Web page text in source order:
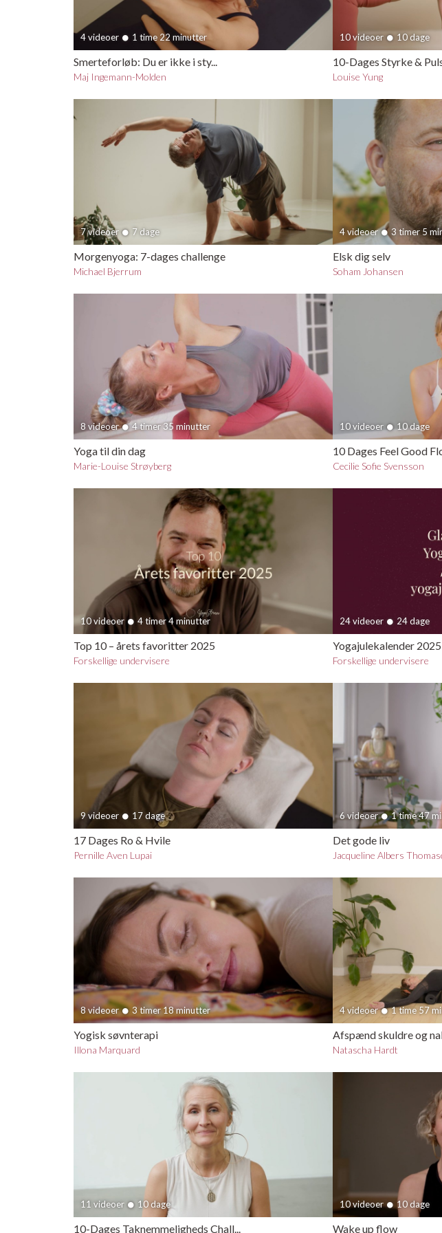
4 videoer 1 time 22 minutter
Smerteforløb: Du er ikke i sty...
Maj Ingemann-Molden
10 videoer 10 dage
10-Dages Styrke &
Louise Yung
7 videoer 7 dage
Morgenyoga: 7-dages challenge
Michael Bjerrum
4 videoer 3 timer 5
Elsk dig selv
Soham Johansen
8 videoer 4 timer 35 minutter
Yoga til din dag
Marie-Louise Strøyberg
10 videoer 10 dage
10 Dages Feel Good
Cecilie Sofie Svensson
10 videoer 4 timer 4 minutter
Top 10 – årets favoritter 2025
Forskellige undervisere
24 videoer 24 dage
Yogajulekalender 2025
Forskellige undervisere
9 videoer 17 dage
17 Dages Ro & Hvile
Pernille Aven Lupai
6 videoer 1 time 47
Det gode liv
Jacqueline Albers
8 videoer 3 timer 18 minutter
Yogisk søvnterapi
Illona Marquard
4 videoer 1 time 57
Afspænd skuldre og
Natascha Hardt
11 videoer 10 dage
10-Dages Taknemmeligheds Chall...
10 videoer 10 dage
Wake up flow